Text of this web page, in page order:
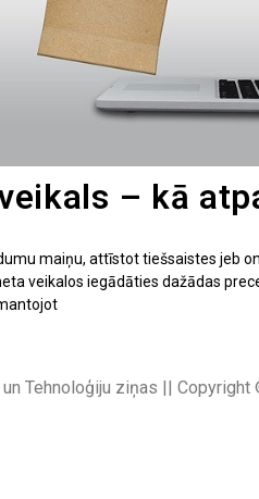
– kā
maiņu, attīstot tiešsaistes jeb
veikalos iegādāties dažādas
un Tehnoloģiju ziņas ||